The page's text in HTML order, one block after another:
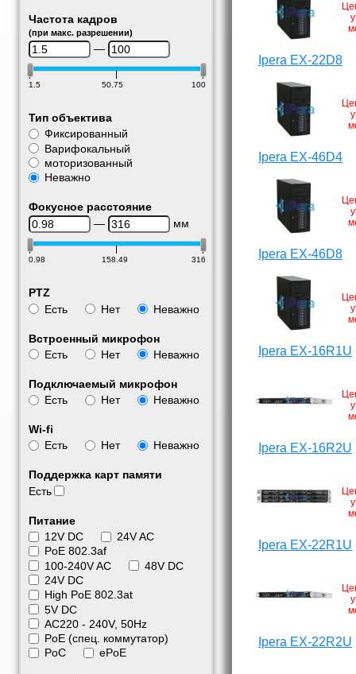
Частота кадров
(при макс. разрешении)
—
1.5 50.75 100
Тип объектива
Фиксированный
Варифокальный
моторизованный
Неважно
Фокусное расстояние
—
мм
0.98 158.49 316
PTZ
Есть
Нет Неважно
Встроенный микрофон
Есть
Нет Неважно
Подключаемый микрофон
Есть
Нет Неважно
Wi-fi
Есть
Нет Неважно
Поддержка карт памяти
Есть
Питание
12V DC
24V AC
PoE 802.3af
100-240V AC
48V DC
24V DC
High PoE 802.3at
5V DC
АС220 - 240V, 50Hz
PoE (спец. коммутатор)
PoC
ePoE
Ipera EX-22D8
Ipera EX-46D4
Ipera EX-46D8
Ipera EX-16R1U
Ipera EX-16R2U
Ipera EX-22R1U
Ipera EX-22R2U